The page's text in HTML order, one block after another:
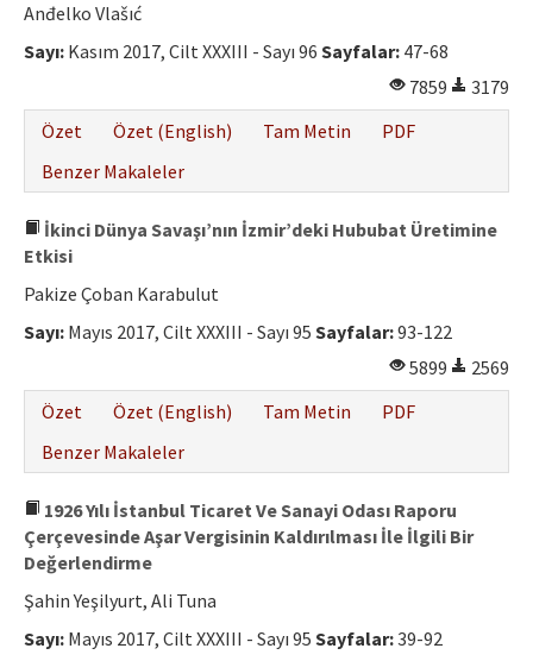
Anđelko Vlašıć
Sayı: Kasım 2017, Cilt XXXIII - Sayı 96 Sayfalar: 47-68
7859
3179
Özet
Özet (English) Tam Metin
PDF
Benzer Makaleler
İkinci Dünya Savaşı’nın İzmir’deki Hububat Üretimine
Etkisi
Pakize Çoban Karabulut
Sayı: Mayıs 2017, Cilt XXXIII - Sayı 95 Sayfalar:93-122
5899
2569
Özet
Özet (English) Tam Metin
PDF
Benzer Makaleler
1926 Yılı İstanbul Ticaret Ve Sanayi Odası Raporu
Çerçevesinde Aşar Vergisinin Kaldırılması İle İlgili Bir
Değerlendirme
Şahin Yeşilyurt, Ali Tuna
Sayı: Mayıs 2017, Cilt XXXIII - Sayı 95 Sayfalar:39-92